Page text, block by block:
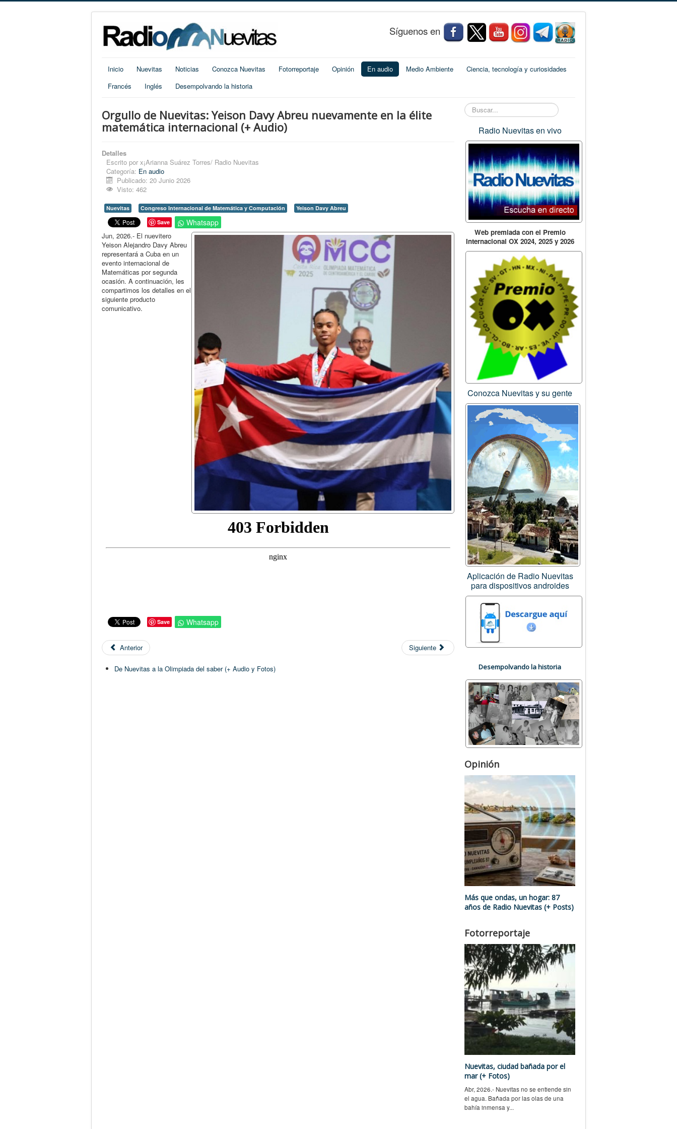
Síguenos en
Inicio Nuevitas Noticias Conozca Nuevitas Fotorreportaje Opinión En audio Medio Ambiente
Ciencia, tecnología y curiosidades
Francés
Inglés Desempolvando la historia
Orgullo de Nuevitas: Yeison Davy Abreu nuevamente en la élite
matemática internacional (+ Audio)
Detalles
Escrito por x¡Arianna Suárez Torres/ Radio Nuevitas
Categoría: En audio
Publicado: 20 Junio 2026
Visto: 462
Nuevitas Congreso Internacional de Matemática y Computación
Yeison Davy Abreu
Save
Whatsapp
Jun, 2026.- El nuevitero
Yeison Alejandro Davy Abreu
representará a Cuba en un
evento internacional de
Matemáticas por segunda
ocasión. A continuación, les
compartimos los detalles en el
siguiente producto
comunicativo.
Save Whatsapp
Anterior Siguiente
De Nuevitas a la Olimpiada del saber (+ Audio y Fotos)
Buscar...
Radio Nuevitas en vivo
Web premiada con el Premio
Internacional OX 2024, 2025 y 2026
Conozca Nuevitas y su gente
Aplicación de Radio Nuevitas
para dispositivos androides
Desempolvando la historia
Opinión
Más que ondas, un hogar: 87
años de Radio Nuevitas (+ Posts)
Fotorreportaje
Nuevitas, ciudad bañada por el
mar (+ Fotos)
Abr, 2026.- Nuevitas no se entiende sin
el agua. Bañada por las olas de una
bahía inmensa y...